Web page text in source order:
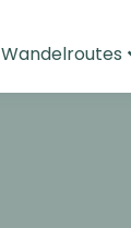
Wandelroutes